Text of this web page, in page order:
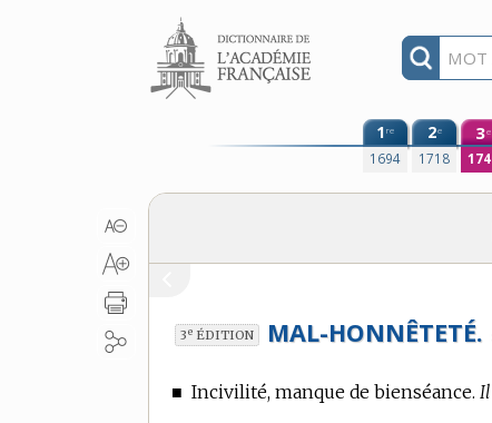
Aller au contenu
1re
1694
2e
1718
3e
3e ÉDITION MAL-HONNÊTETÉ.
■ Incivilité, manque de bienséance.